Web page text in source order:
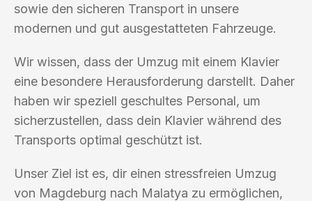
sowie den sicheren Transport in unsere
modernen und gut ausgestatteten Fahrzeuge.
Wir wissen, dass der Umzug mit einem Klavier
eine besondere Herausforderung darstellt. Daher
haben wir speziell geschultes Personal, um
sicherzustellen, dass dein Klavier während des
Transports optimal geschützt ist.
Unser Ziel ist es, dir einen stressfreien Umzug
von Magdeburg nach Malatya zu ermöglichen,